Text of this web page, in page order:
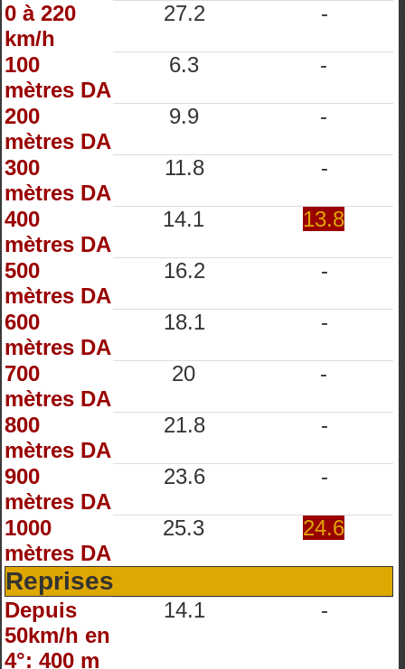
0 à 220
km/h
27.2 -
100
mètres DA
6.3 -
200
mètres DA
9.9 -
300
mètres DA
11.8 -
400
mètres DA
14.1 13.8
500
mètres DA
16.2 -
600
mètres DA
18.1 -
700
mètres DA
20 -
800
mètres DA
21.8 -
900
mètres DA
23.6 -
1000
mètres DA
25.3 24.6
Reprises
Depuis
50km/h en
4°: 400 m
14.1 -